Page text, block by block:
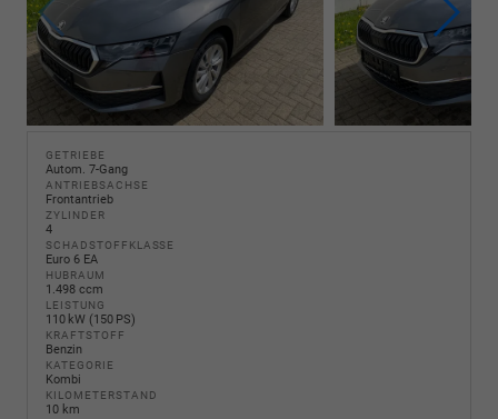
GETRIEBE
Autom. 7-Gang
ANTRIEBSACHSE
Frontantrieb
ZYLINDER
4
SCHADSTOFFKLASSE
Euro 6 EA
HUBRAUM
1.498 ccm
LEISTUNG
110 kW (150 PS)
KRAFTSTOFF
Benzin
KATEGORIE
Kombi
KILOMETERSTAND
10 km